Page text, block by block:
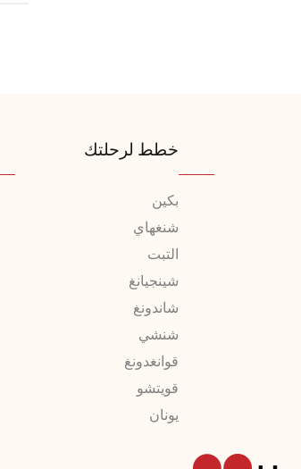
خطط لرحلتك
بكين
شنغهاي
التبت
شينجيانغ
شاندونغ
شنشي
قوانغدونغ
قويتشو
يونان